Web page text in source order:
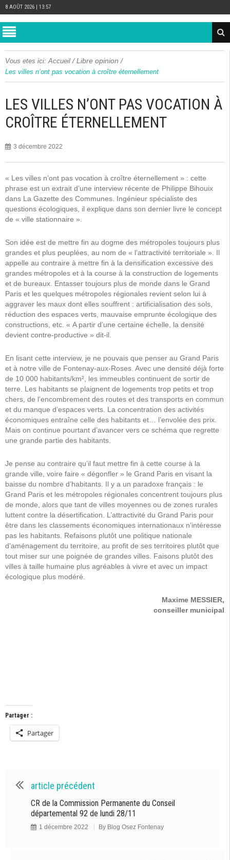
8 AOÛT 2026 | 13:57
Vous etes ici: Accueil /Libre opinion /
Les villes n’ont pas vocation à croître éternellement
LES VILLES N’ONT PAS VOCATION À
CROÎTRE ÉTERNELLEMENT
3 décembre 2022
« Les villes n’ont pas vocation à croître éternellement » : cette
phrase est un extrait d’une interview récente de Philippe Bihouix
dans La Gazette des Communes . Ingénieur spécialiste des
questions écologiques, il explique dans son dernier livre le concept
de « ville stationnaire ».
Son idée est de mettre fin au dogme des métropoles toujours plus
grandes et plus peuplées, au nom de « l’attractivité territoriale ». Il
appelle au contraire à mettre fin à la densification excessive des
grandes métropoles et à la course à la construction de logements
et de bureaux. Entasser toujours plus de monde dans le Grand
Paris et les quelques métropoles régionales revient selon lui à
aggraver les maux dont elles souffrent : artificialisation des sols,
réduction des espaces verts, mauvaise emprunte écologique des
constructions, etc. « A partir d’une certaine échelle, la densité
devient contre-productive » dit-il.
En lisant cette interview, je ne pouvais que penser au Grand Paris
et à notre ville de Fontenay-aux-Roses. Avec une densité déjà forte
de 10 000 habitants/km², les immeubles continuent de sortir de
terre. Les habitants se plaignent de logements trop petits et trop
chers, de l’encombrement des routes et des transports en commun
et du manque d’espaces verts. La concentration des activités
économiques entraîne celle des habitants et… l’envolée des prix.
Mais on continue pourtant d’avancer vers ce schéma que regrette
une grande partie des habitants.
Je pense au contraire qu’il faut mettre fin à cette course à la
grande ville, voire faire « dégonfler » le Grand Paris en visant la
baisse du nombre d’habitants. Il y a un paradoxe français : le
Grand Paris et les métropoles régionales concentrent toujours plus
de monde, alors que tant de villes moyennes ou de zones rurales
luttent contre la désertification. L’attractivité du Grand Paris pour
être dans les classements économiques internationaux n’intéresse
pas les habitants. Refaisons plutôt une politique nationale
d’aménagement du territoire, au profit de ses territoires plutôt que
tout miser sur une poignée de grandes villes. Faisons plutôt des
villes à taille humaine plus agréables à vivre et avec un impact
écologique plus modéré.
Maxime MESSIER,
conseiller municipal
Partager :
Partager
article précédent
CR de la Commission Permanente du Conseil
départemental 92 de lundi 28/11
1 décembre 2022 By Blog Osez Fontenay